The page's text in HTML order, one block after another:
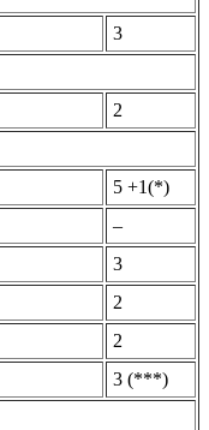
3
2
5 +1(*)
–
3
2
2
3 (***)